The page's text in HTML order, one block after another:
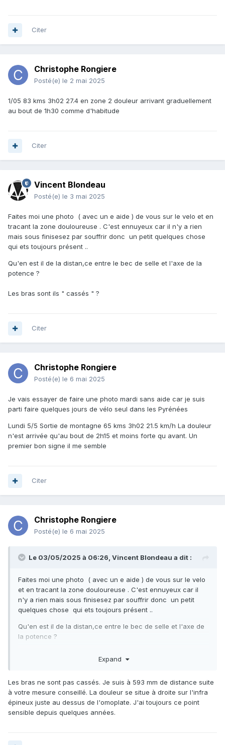
Citer
Christophe Rongiere
Posté(e) le 2 mai 2025
1/05 83 kms 3h02 27.4 en zone 2 douleur arrivant graduellement
au bout de 1h30 comme d'habitude
Citer
Vincent Blondeau
Posté(e) le 3 mai 2025
Faites moi une photo ( avec un e aide ) de vous sur le velo et en
tracant la zone douloureuse . C'est ennuyeux car il n'y a rien
mais sous finisesez par souffrir donc un petit quelques chose
qui ets toujours présent ..
Qu'en est il de la distan,ce entre le bec de selle et l'axe de la
potence ?
Les bras sont ils " cassés " ?
Citer
Christophe Rongiere
Posté(e) le 6 mai 2025
Je vais essayer de faire une photo mardi sans aide car je suis
parti faire quelques jours de vélo seul dans les Pyrénées
Lundi 5/5 Sortie de montagne 65 kms 3h02 21.5 km/h La douleur
n'est arrivée qu'au bout de 2h15 et moins forte qu avant. Un
premier bon signe il me semble
Citer
Christophe Rongiere
Posté(e) le 6 mai 2025
Le 03/05/2025 à 06:26, Vincent Blondeau a dit :
Faites moi une photo ( avec un e aide ) de vous sur le velo
et en tracant la zone douloureuse . C'est ennuyeux car il
n'y a rien mais sous finisesez par souffrir donc un petit
quelques chose qui ets toujours présent ..
Qu'en est il de la distan,ce entre le bec de selle et l'axe de
la potence ?
Les bras sont ils " cassés " ?Expand
Les bras ne sont pas cassés. Je suis à 593 mm de distance suite
à votre mesure conseillé. La douleur se situe à droite sur l'infra
épineux juste au dessus de l'omoplate. J'ai toujours ce point
sensible depuis quelques années.